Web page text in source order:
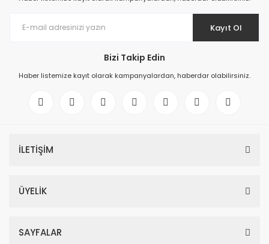
Kayıt Ol
Bizi Takip Edin
Haber listemize kayıt olarak kampanyalardan, haberdar olabilirsiniz.
İLETİŞİM
ÜYELİK
SAYFALAR